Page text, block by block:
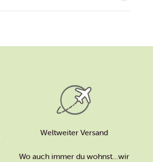
Weltweiter Versand
Wo auch immer du wohnst...wir